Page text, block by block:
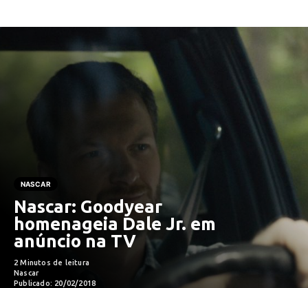
NASCAR
Nascar: Goodyear
homenageia Dale Jr. em
anúncio na TV
2 Minutos de leitura
Nascar
Publicado: 20/02/2018